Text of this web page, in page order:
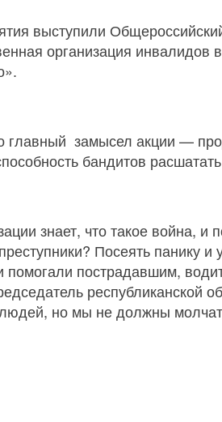
выступили
организация инвалидов
главный замысел акции —
бандитов
знает, что такое война,
Посеять панику и
пострадавшим,
республиканской
но мы не должны